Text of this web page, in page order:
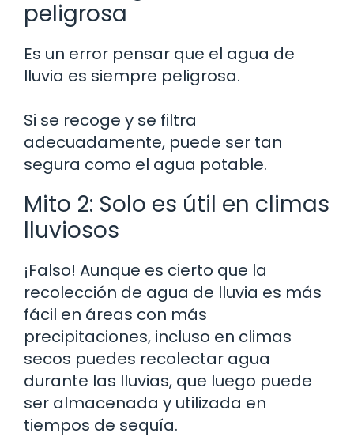
peligrosa
Es un error pensar que el agua de
lluvia es siempre peligrosa.
Si se recoge y se filtra
adecuadamente, puede ser tan
segura como el agua potable.
Mito 2: Solo es útil en climas
lluviosos
¡Falso! Aunque es cierto que la
recolección de agua de lluvia es más
fácil en áreas con más
precipitaciones, incluso en climas
secos puedes recolectar agua
durante las lluvias, que luego puede
ser almacenada y utilizada en
tiempos de sequía.